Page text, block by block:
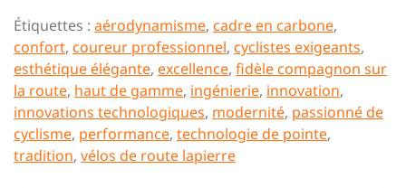
Étiquettes : aérodynamisme, cadre en carbone,
confort, coureur professionnel, cyclistes exigeants,
esthétique élégante, excellence, fidèle compagnon sur
la route, haut de gamme, ingénierie, innovation,
innovations technologiques, modernité, passionné de
cyclisme, performance, technologie de pointe,
tradition, vélos de route lapierre